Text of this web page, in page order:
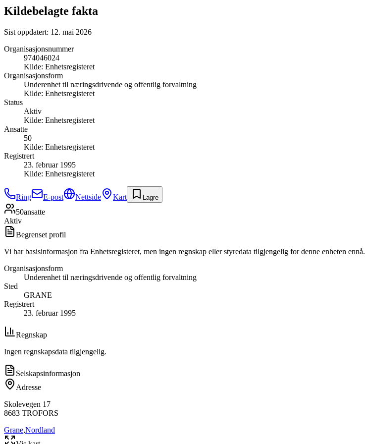
Kildebelagte fakta
Sist oppdatert: 12. mai 2026
Organisasjonsnummer
974046024
Kilde: Enhetsregisteret
Organisasjonsform
Underenhet til næringsdrivende og offentlig forvaltning
Kilde: Enhetsregisteret
Status
Aktiv
Kilde: Enhetsregisteret
Ansatte
50
Kilde: Enhetsregisteret
Registrert
23. februar 1995
Kilde: Enhetsregisteret
Ring E-post Nettside Kart Lagre
50ansatte
Aktiv
Begrenset profil
Vi har basisinformasjon fra Enhetsregisteret, men ingen regnskap eller styredata tilgjengelig for denne enheten ennå.
Organisasjonsform
Underenhet til næringsdrivende og offentlig forvaltning
Sted
GRANE
Registrert
23. februar 1995
Regnskap
Ingen regnskapsdata tilgjengelig.
Selskapsinformasjon
Adresse
Skolevegen 17
8683 TROFORS
Grane,Nordland